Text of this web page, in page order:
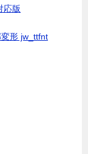
応版
形 jw_ttfnt